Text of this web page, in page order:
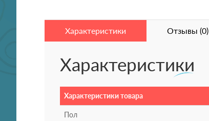
Характеристики Отзывы (0)
Характеристики
Характеристики товара
Пол